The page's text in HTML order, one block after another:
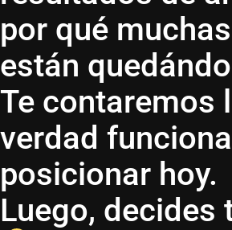
por qué
están
Te contaremos
verdad
posicionar hoy.
Luego, decides